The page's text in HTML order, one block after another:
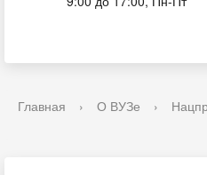
Главная › О ВУЗе ›